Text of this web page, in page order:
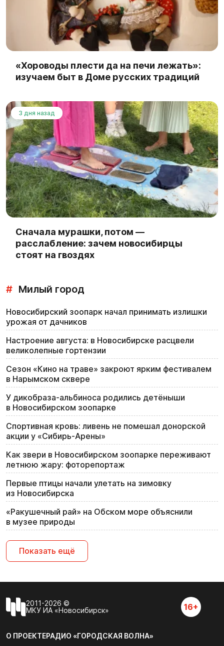
«Хороводы плести да на печи лежать»:
изучаем быт в Доме русских традиций
3 дня назад
Сначала мурашки, потом —
расслабление: зачем новосибирцы
стоят на гвоздях
# Милый город
Новосибирский зоопарк начал принимать излишки
урожая от дачников
Настроение августа: в Новосибирске расцвели
великолепные гортензии
Сезон «Кино на траве» закроют ярким фестивалем
в Нарымском сквере
У дикобраза-альбиноса родились детёныши
в Новосибирском зоопарке
Спортивная кровь: ливень не помешал донорской
акции у «Сибирь-Арены»
Как звери в Новосибирском зоопарке переживают
летнюю жару: фоторепортаж
Первые птицы начали улетать на зимовку
из Новосибирска
«Ракушечный рай» на Обском море объяснили
в музее природы
Показать ещё
2011-2026 ©
МКУ ИА «Новосибирск»
16+
О ПРОЕКТЕРАДИО «ГОРОДСКАЯ ВОЛНА»